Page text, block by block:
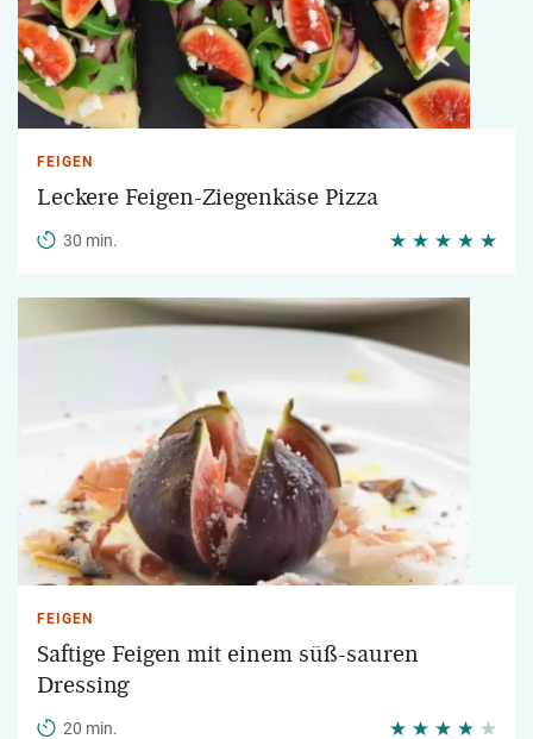
FEIGEN
Leckere Feigen-Ziegenkäse Pizza
30 min.
FEIGEN
Saftige Feigen mit einem süß-sauren
Dressing
20 min.